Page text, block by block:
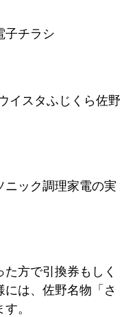
子チラシ
イスタふじくら佐野
ニック調理家電の実
方で引換券もしく
は、佐野名物「さ
。